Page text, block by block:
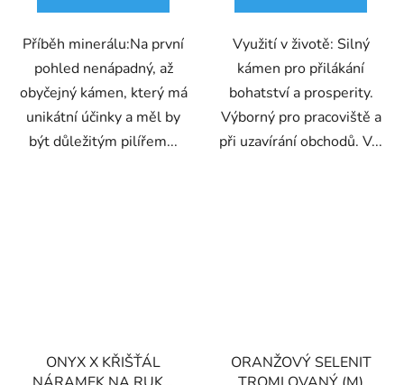
Příběh minerálu:Na první
pohled nenápadný, až
obyčejný kámen, který má
unikátní účinky a měl by
být důležitým pilířem...
Využití v životě: Silný
kámen pro přilákání
bohatství a prosperity.
Výborný pro pracoviště a
při uzavírání obchodů. V...
ONYX X KŘIŠŤÁL
ORANŽOVÝ SELENIT